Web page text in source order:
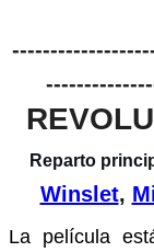
Reparto
Winslet,
La película